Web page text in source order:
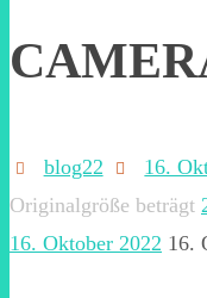
blog22 16.
Originalgröße beträgt
16. Oktober 2022 16.